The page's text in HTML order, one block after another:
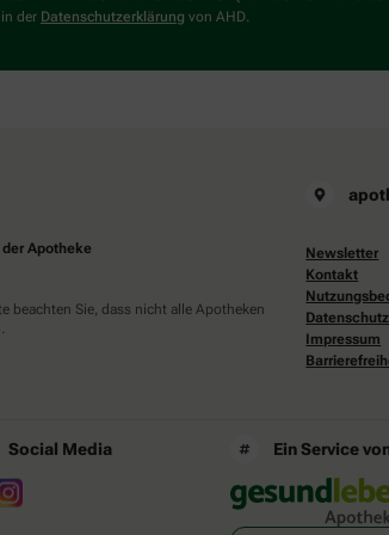
der Datenschutzerklärung von AHD.
Apotheke
beachten Sie, dass nicht alle Apotheken
Newsletter
Kontakt
Impressum
Social Media Ein Service